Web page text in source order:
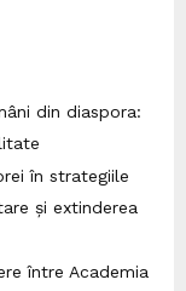
din diaspora:
în strategiile
și extinderea
între Academia